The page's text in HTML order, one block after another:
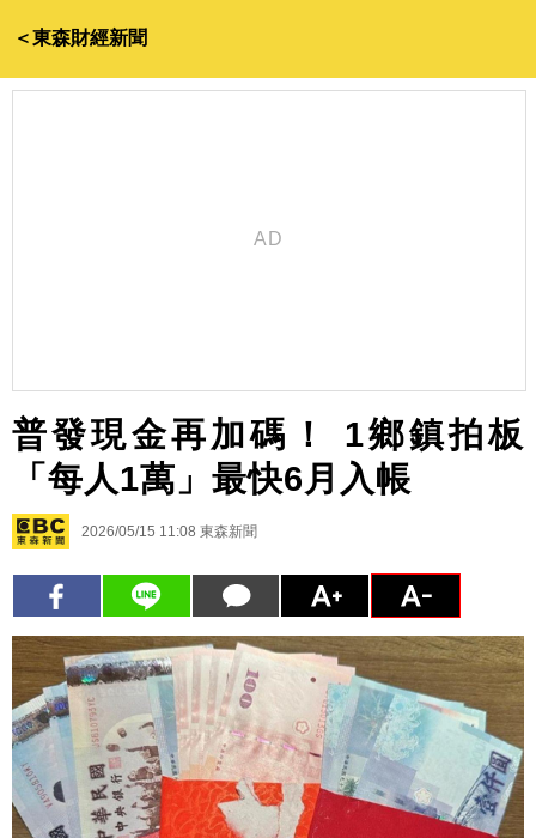
＜東森財經新聞
普發現金再加碼！ 1鄉鎮拍板
「每人1萬」最快6月入帳
2026/05/15 11:08 東森新聞